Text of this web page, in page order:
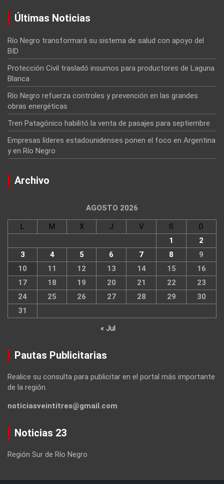
Últimas Noticias
Río Negro transformará su sistema de salud con apoyo del
BID
Protección Civil trasladó insumos para productores de Laguna
Blanca
Río Negro refuerza controles y prevención en las grandes
obras energéticas
Tren Patagónico habilitó la venta de pasajes para septiembre
Empresas líderes estadounidenses ponen el foco en Argentina
y en Río Negro
Archivo
AGOSTO 2026
L M X J V S
D
1
2
3
4 5 6 7 8
9
10
11 12 13 14 15
16
17
18 19 20 21 22
23
24
25 26 27 28 29
30
31
« Jul
Pautas Publicitarias
Realice su consulta para publicitar en el portal más importante
de la región.
noticiasveintitres@gmail.com
Noticias 23
Región Sur de Río Negro